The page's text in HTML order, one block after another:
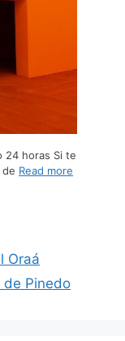
24 horas Si te
Read more
Oraá
de Pinedo